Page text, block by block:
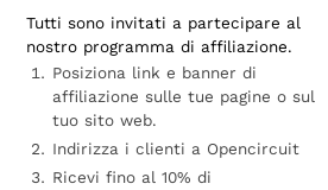
Tutti sono invitati a partecipare al
nostro programma di affiliazione.
Posiziona link e banner di
affiliazione sulle tue pagine o sul
tuo sito web.
Indirizza i clienti a Opencircuit
Ricevi fino al 10% di